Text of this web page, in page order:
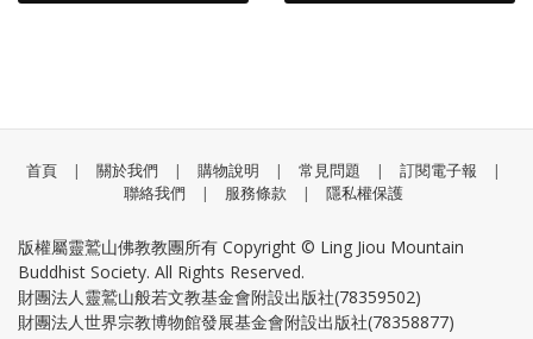
首頁 | 關於我們 | 購物說明 | 常見問題 | 訂閱電子報
|
聯絡我們
| 服務條款 | 隱私權保護
版權屬靈鷲山佛教教團所有 Copyright © Ling Jiou Mountain
Buddhist Society. All Rights Reserved.
財團法人靈鷲山般若文教基金會附設出版社(78359502)
財團法人世界宗教博物館發展基金會附設出版社(78358877)